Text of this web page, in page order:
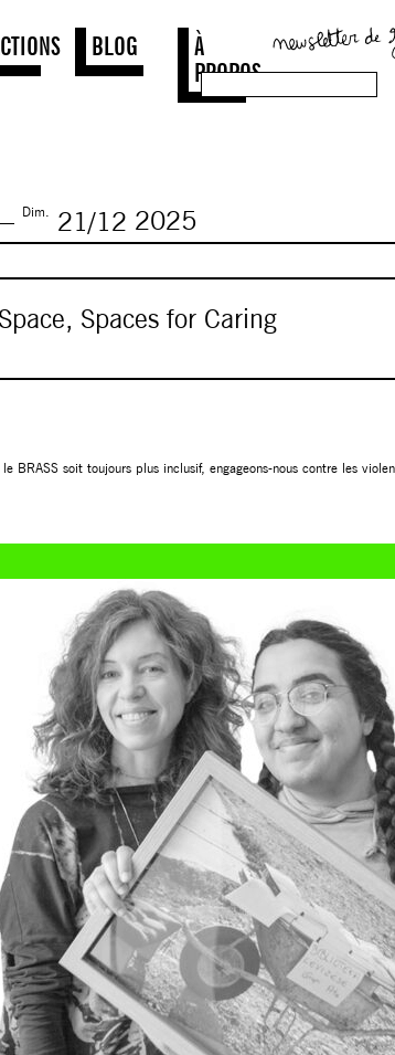
BLOG
À
PROPOS
Dim. 21/12 2025
Spaces for Caring
le BRASS soit toujours plus inclusif, engageons-nous contre les